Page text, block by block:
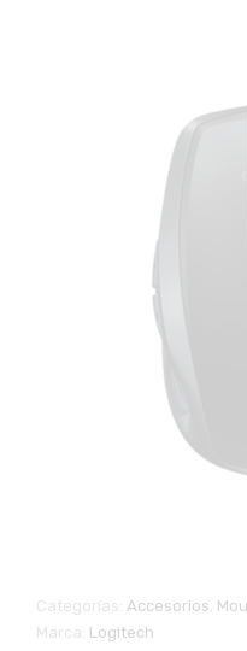
Categorías: Accesorios
Marca: Logitech